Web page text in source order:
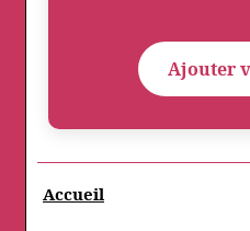
Ajouter
Accueil